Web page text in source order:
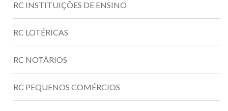
RC INSTITUIÇÕES DE ENSINO
RC LOTÉRICAS
RC NOTÁRIOS
RC PEQUENOS COMÉRCIOS